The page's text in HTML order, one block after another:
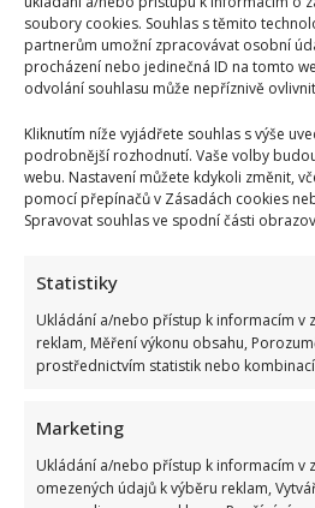
soubory cookies. Souhlas s těmito
partnerům umožní zpracovávat osobní
procházení nebo jedinečná ID na tomto
odvolání souhlasu může nepříznivě
Kliknutím níže vyjádřete souhlas s výše
podrobnější rozhodnutí. Vaše volby
webu. Nastavení můžete kdykoli změnit,
pomocí přepínačů v Zásadách cookies
Spravovat souhlas ve spodní části
Statistiky
Ukládání a/nebo přístup k informacím v
reklam, Měření výkonu obsahu,
prostřednictvím statistik nebo
Marketing
Ukládání a/nebo přístup k informacím v
omezených údajů k výběru reklam,